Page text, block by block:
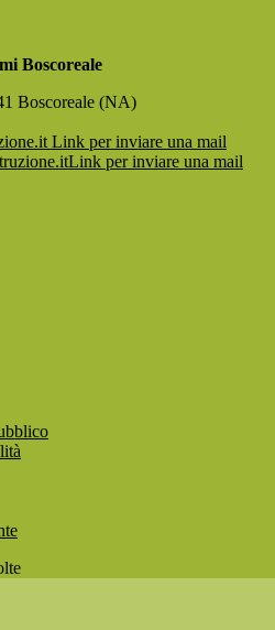
Boscoreale
Boscoreale (NA)
Link per inviare una mail
Link per inviare una mail